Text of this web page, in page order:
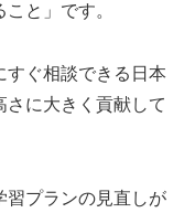
と」です。
すぐ相談できる日本
さに大きく貢献して
習プランの見直しが